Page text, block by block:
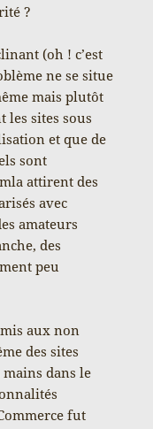
?
(oh ! c’est
ne se situe
mais plutôt
les sites sous
et que de
sont
attirent des
avec
amateurs
des
peu
aux non
des sites
dans le
fut